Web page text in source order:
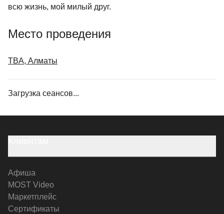
всю жизнь, мой милый друг.
Место проведения
TBA, Алматы
Загрузка сеансов...
Афиша
MOST Video
Маркетплейс
Сертификаты